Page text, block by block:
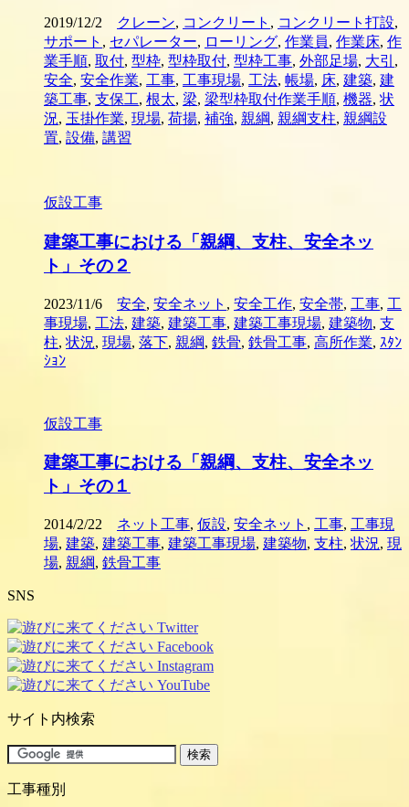
2019/12/2 クレーン, コンクリート , コンクリート打設,
サポート , セパレーター, ローリング, 作業員, 作業床, 作
業手順, 取付, 型枠, 型枠取付, 型枠工事, 外部足場, 大引 ,
安全, 安全作業, 工事, 工事現場, 工法, 帳場, 床, 建築, 建
築工事, 支保工, 根太, 梁, 梁型枠取付作業手順, 機器, 状
況, 玉掛作業, 現場, 荷揚, 補強, 親綱, 親綱支柱, 親綱設
置, 設備, 講習
仮設工事
建築工事における「親綱、支柱、安全ネッ
ト」その２
2023/11/6 安全, 安全ネット , 安全工作, 安全帯, 工事, 工
事現場, 工法, 建築, 建築工事, 建築工事現場, 建築物, 支
柱, 状況, 現場, 落下, 親綱, 鉄骨, 鉄骨工事, 高所作業, ｽﾀﾝ
ｼｮﾝ
仮設工事
建築工事における「親綱、支柱、安全ネッ
ト」その１
2014/2/22 ネット工事, 仮設, 安全ネット , 工事, 工事現
場, 建築, 建築工事, 建築工事現場, 建築物, 支柱, 状況, 現
場, 親綱, 鉄骨工事
SNS
サイト内検索
工事種別